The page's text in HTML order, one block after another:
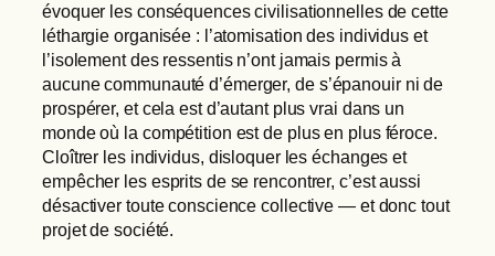
évoquer les conséquences civilisationnelles de cette
léthargie organisée : l’atomisation des individus et
l’isolement des ressentis n’ont jamais permis à
aucune communauté d’émerger, de s’épanouir ni de
prospérer, et cela est d’autant plus vrai dans un
monde où la compétition est de plus en plus féroce.
Cloîtrer les individus, disloquer les échanges et
empêcher les esprits de se rencontrer, c’est aussi
désactiver toute conscience collective — et donc tout
projet de société.